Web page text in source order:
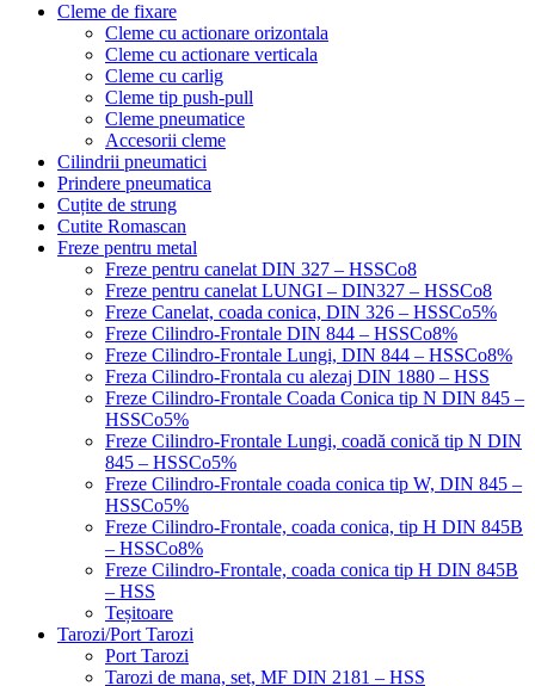
Cleme de fixare
Cleme cu actionare orizontala
Cleme cu actionare verticala
Cleme cu carlig
Cleme tip push-pull
Cleme pneumatice
Accesorii cleme
Cilindrii pneumatici
Prindere pneumatica
Cuțite de strung
Cutite Romascan
Freze pentru metal
Freze pentru canelat DIN 327 – HSSCo8
Freze pentru canelat LUNGI – DIN327 – HSSCo8
Freze Canelat, coada conica, DIN 326 – HSSCo5%
Freze Cilindro-Frontale DIN 844 – HSSCo8%
Freze Cilindro-Frontale Lungi, DIN 844 – HSSCo8%
Freza Cilindro-Frontala cu alezaj DIN 1880 – HSS
Freze Cilindro-Frontale Coada Conica tip N DIN 845 –
HSSCo5%
Freze Cilindro-Frontale Lungi, coadă conică tip N DIN
845 – HSSCo5%
Freze Cilindro-Frontale coada conica tip W, DIN 845 –
HSSCo5%
Freze Cilindro-Frontale, coada conica, tip H DIN 845B
– HSSCo8%
Freze Cilindro-Frontale, coada conica tip H DIN 845B
– HSS
Teșitoare
Tarozi/Port Tarozi
Port Tarozi
Tarozi de mana, set, MF DIN 2181 – HSS